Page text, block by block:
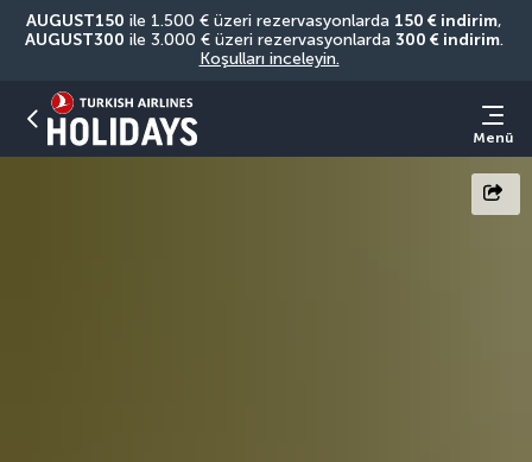
AUGUST150 ile 1.500 € üzeri rezervasyonlarda 150 € indirim
AUGUST300 ile 3.000 € üzeri rezervasyonlarda 300 € indirim
Koşulları inceleyin.
Menü